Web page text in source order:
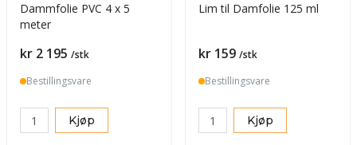
Dammfolie PVC 4 x 5
meter
Pris
kr 2 195 /stk
Bestillingsvare
Kjøp
Lim til Damfolie 125 ml
Pris
kr 159 /stk
Bestillingsvare
Kjøp